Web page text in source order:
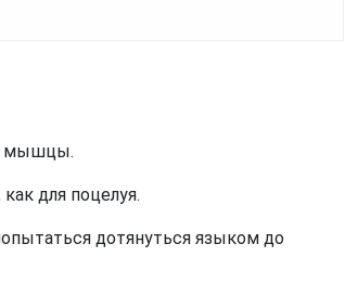
мышцы.
для поцелуя.
дотянуться языком до